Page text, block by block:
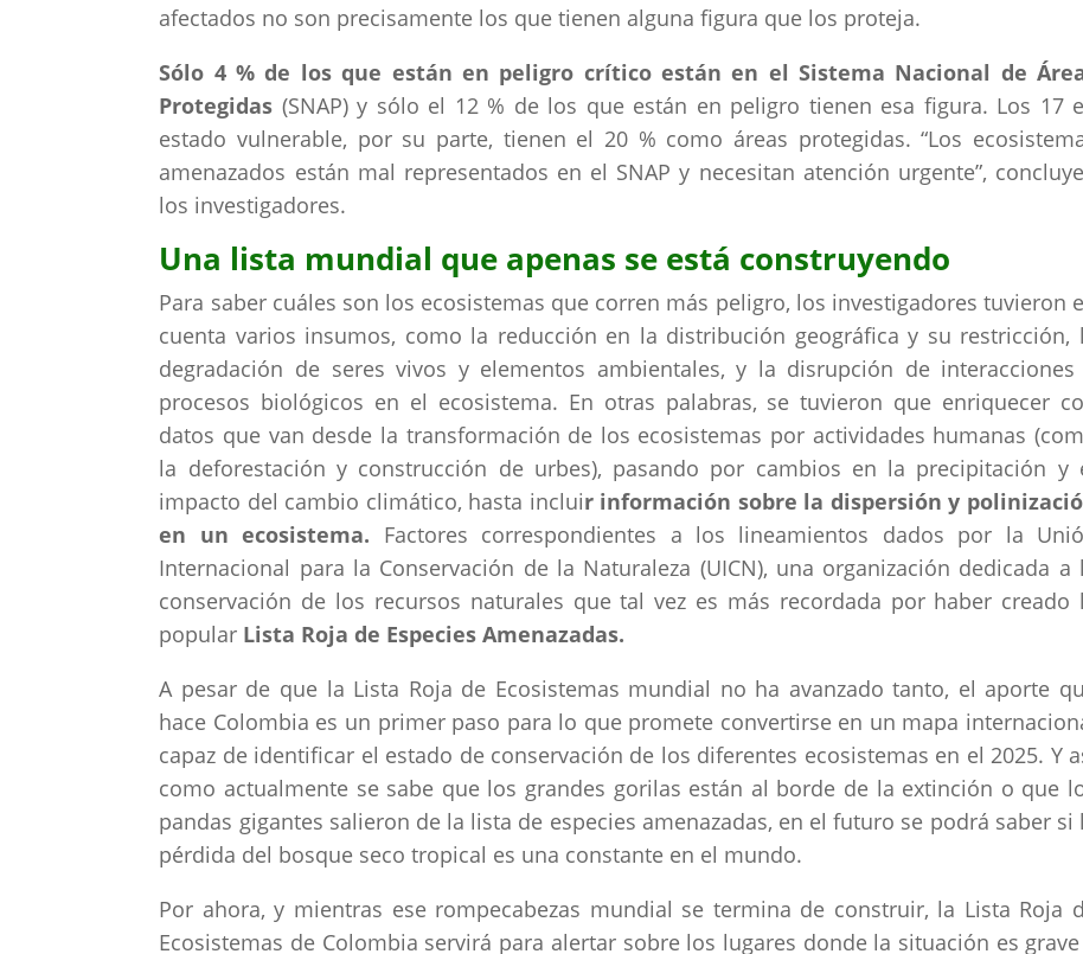
afectados no son precisamente los que tienen alguna figura que los proteja.
Sólo 4 % de los que están en peligro crítico están en el Sistema Nacional de
Protegidas (SNAP) y sólo el 12 % de los que están en peligro tienen esa figura. Los 17
estado vulnerable, por su parte, tienen el 20 % como áreas protegidas. “Los
amenazados están mal representados en el SNAP y necesitan atención urgente”,
los investigadores.
Una lista mundial que apenas se está construyendo
Para saber cuáles son los ecosistemas que corren más peligro, los investigadores tuvieron
cuenta varios insumos, como la reducción en la distribución geográfica y su restricción,
degradación de seres vivos y elementos ambientales, y la disrupción de
procesos biológicos en el ecosistema. En otras palabras, se tuvieron que enriquecer
datos que van desde la transformación de los ecosistemas por actividades humanas
la deforestación y construcción de urbes), pasando por cambios en la precipitación y
impacto del cambio climático, hasta incluir información sobre la dispersión y
en un ecosistema. Factores correspondientes a los lineamientos dados por la
Internacional para la Conservación de la Naturaleza (UICN), una organización dedicada a
conservación de los recursos naturales que tal vez es más recordada por haber creado
popular Lista Roja de Especies Amenazadas.
A pesar de que la Lista Roja de Ecosistemas mundial no ha avanzado tanto, el aporte
hace Colombia es un primer paso para lo que promete convertirse en un mapa
capaz de identificar el estado de conservación de los diferentes ecosistemas en el 2025. Y
como actualmente se sabe que los grandes gorilas están al borde de la extinción o que
pandas gigantes salieron de la lista de especies amenazadas, en el futuro se podrá saber si
pérdida del bosque seco tropical es una constante en el mundo.
Por ahora, y mientras ese rompecabezas mundial se termina de construir, la Lista Roja
Ecosistemas de Colombia servirá para alertar sobre los lugares donde la situación es